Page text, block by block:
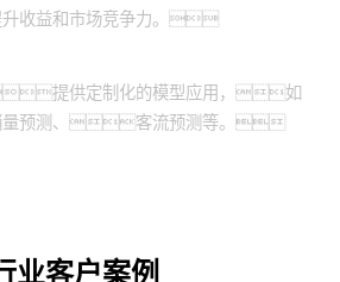
收益和市场竞争力。
提供定制化的模型应用，如
预测、客流预测等。
业客户案例